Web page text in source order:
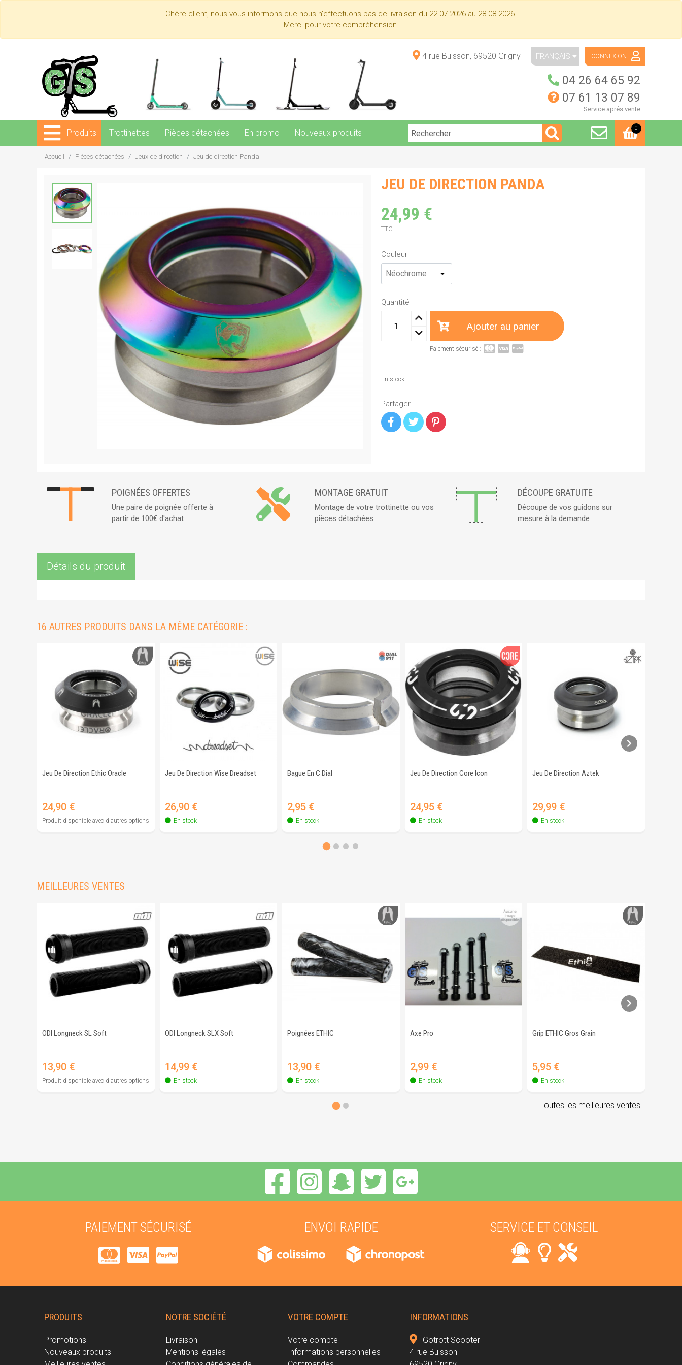
Chère client, nous vous informons que nous n'effectuons pas de livraison du 22-07-2026 au 28-08-2026.
Merci pour votre compréhension.
4 rue Buisson, 69520 Grigny FRANÇAIS CONNEXION
04 26 64 65 92
07 61 13 07 89
Service aprés vente
Produits Trottinettes Pièces détachées En promo Nouveaux produits 0
Accueil Pièces détachées Jeux de direction Jeu de direction Panda
JEU DE DIRECTION PANDA
24,99 €
TTC
Couleur
Quantité
Ajouter au panier
Paiement sécurisé :
En stock
Partager
POIGNÉES OFFERTES
Une paire de poignée offerte à
partir de 100€ d'achat
MONTAGE GRATUIT
Montage de votre trottinette ou vos
pièces détachées
DÉCOUPE GRATUITE
Découpe de vos guidons sur
mesure à la demande
Détails du produit
16 AUTRES PRODUITS DANS LA MÊME CATÉGORIE :
Jeu De Direction Ethic Oracle
Prix
24,90 €
Produit disponible avec d'autres options
Jeu De Direction Wise Dreadset
Prix
26,90 €
En stock
Bague En C Dial
Prix
2,95 €
En stock
Jeu De Direction Core Icon
Prix
24,95 €
En stock
Jeu De Direction Aztek
Prix
29,99 €
En stock
MEILLEURES VENTES
ODI Longneck SL Soft
Prix
13,90 €
Produit disponible avec d'autres options
ODI Longneck SLX Soft
Prix
14,99 €
En stock
Poignées ETHIC
Prix
13,90 €
En stock
Axe Pro
Prix
2,99 €
En stock
Grip ETHIC Gros Grain
Prix
5,95 €
En stock
Toutes les meilleures ventes
PAIEMENT SÉCURISÉ ENVOI RAPIDE SERVICE ET CONSEIL
PRODUITS
Promotions
Nouveaux produits
NOTRE SOCIÉTÉ
Livraison
Mentions légales
VOTRE COMPTE
Votre compte
Informations personnelles
INFORMATIONS
Gotrott Scooter
4 rue Buisson